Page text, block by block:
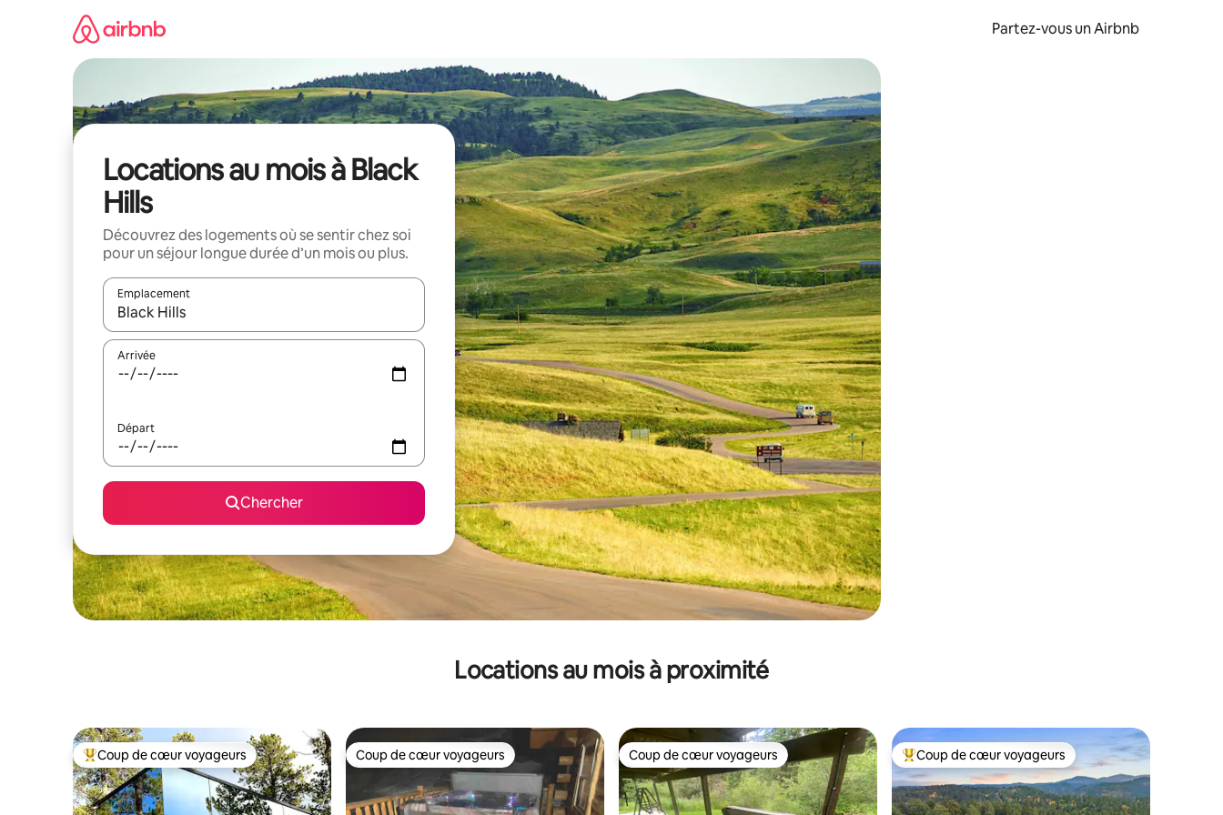
Partez-vous un Airbnb
Locations au mois à Black
Hills
Découvrez des logements où se sentir chez soi
pour un séjour longue durée d’un mois ou plus.
Emplacement
Quand les résultats sont affichés, parcourez-les en utilisant les flèches vers le haut et vers le bas, ou en appuyant dessus et en les faisant glisser.
Arrivée
Départ
Chercher
Locations au mois à proximité
Coup de cœur voyageurs parmi les plus aimés
Coup de cœur voyageurs Coup de cœur voyageurs
Coup de cœur voyageurs Coup de cœur voyageurs
Coup de cœur voyageurs Coup de cœur voyageurs parmi les plus aimés
Coup de cœur voyageurs